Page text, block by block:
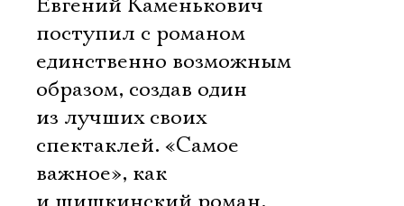
Евгений Каменькович
поступил с романом
единственно возможным
образом, создав один
из лучших своих
спектаклей. «Самое
важное», как